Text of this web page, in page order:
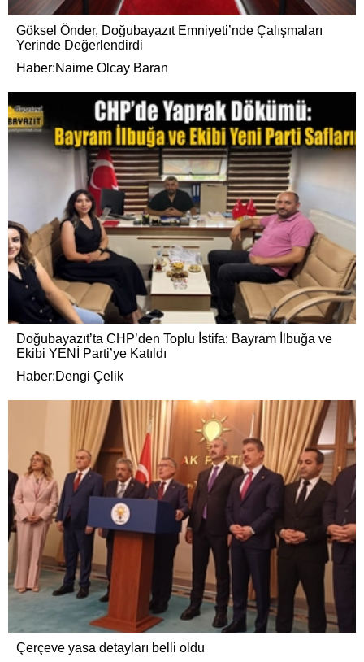
Göksel Önder, Doğubayazıt Emniyeti’nde Çalışmaları
Yerinde Değerlendirdi
Haber:Naime Olcay Baran
Doğubayazıt’ta CHP’den Toplu İstifa: Bayram İlbuğa ve
Ekibi YENİ Parti’ye Katıldı
Haber:Dengi Çelik
Çerçeve yasa detayları belli oldu